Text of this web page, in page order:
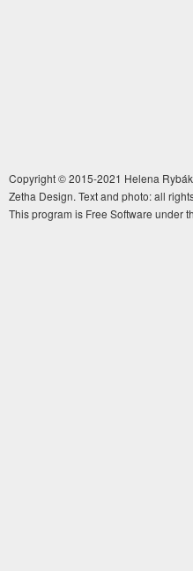
Copyright © 2015-2021 Helena
Zetha Design. Text and photo: all
This program is Free Software under